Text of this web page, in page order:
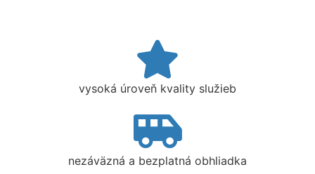
vysoká úroveň kvality služieb
nezáväzná a bezplatná obhliadka